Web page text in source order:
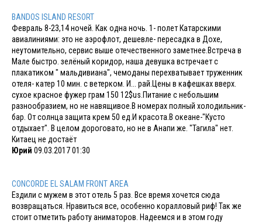
BANDOS ISLAND RESORT
Февраль 8-23,14 ночей. Как одна ночь. 1- полет Катарскими
авиалиниями: это не аэрофлот, дешевле- пересадка в Дохе,
неутомительно, сервис выше отечественного заметнее.Встреча в
Мале быстро. зелёный коридор, наша девушка встречает с
плакатиком " мальдивиана", чемоданы перехватывает труженник
отеля- катер 10 мин. с ветерком. И... рай.Цены в кафешках вверх.
сухое красное фужер грам 150 12$us.Питание с небольшим
разнообразием, но не навящивое.В номерах полный холодильник-
бар. От солнца защита крем 50 ед.И красота.В океане-"Кусто
отдыхает". В целом дороговато, но не в Анапи же. "Тагила" нет.
Китаец не достаёт
Юрий 09.03.2017 01:30
CONCORDE EL SALAM FRONT AREA
Ездили с мужем в этот отель 5 раз. Все время хочется сюда
возвращаться. Нравиться все, особенно коралловый риф! Так же
стоит отметить работу аниматоров. Надеемся и в этом году